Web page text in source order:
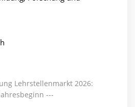
Lehrstellenmarkt 2026:
---